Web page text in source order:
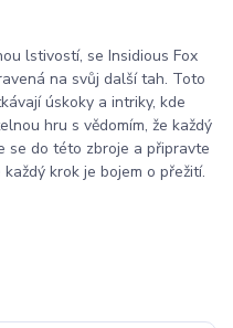
lstivostí, se Insidious Fox
na svůj další tah. Toto
úskoky a intriky, kde
hru s vědomím, že každý
se do této zbroje a připravte
krok je bojem o přežití.